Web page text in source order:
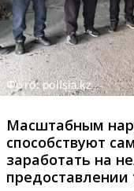
Фото: polisia.kz
Масштабным
способствуют
заработать на
предоставлении